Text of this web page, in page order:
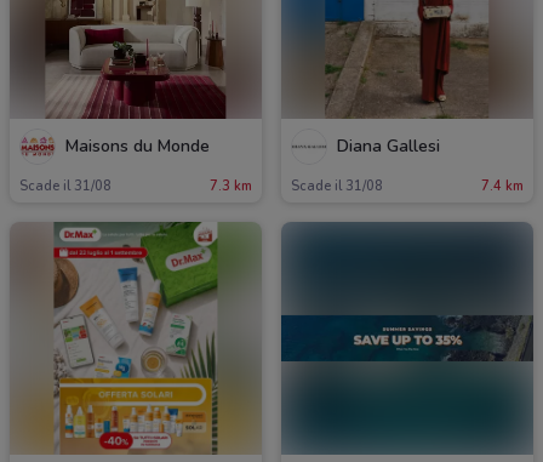
Maisons du Monde
Scade il 31/08 7.3 km
Diana Gallesi
Scade il 31/08 7.4 km